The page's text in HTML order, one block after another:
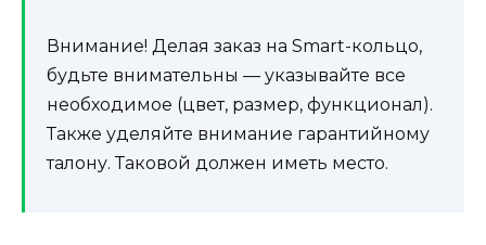
Внимание! Делая заказ на Smart-кольцо,
будьте внимательны — указывайте все
необходимое (цвет, размер, функционал).
Также уделяйте внимание гарантийному
талону. Таковой должен иметь место.